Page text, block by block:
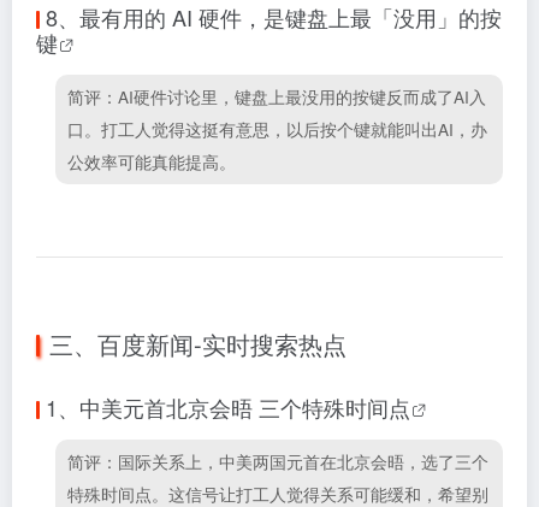
8、 最有用的 AI 硬件，是键盘上最「没用」的按
键
简评：AI硬件讨论里，键盘上最没用的按键反而成了AI入
口。打工人觉得这挺有意思，以后按个键就能叫出AI，办
公效率可能真能提高。
三、百度新闻-实时搜索热点
1、 中美元首北京会晤 三个特殊时间点
简评：国际关系上，中美两国元首在北京会晤，选了三个
特殊时间点。这信号让打工人觉得关系可能缓和，希望别